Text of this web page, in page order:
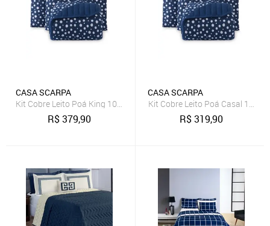
CASA SCARPA
Kit Cobre Leito Poá King 100% Algodão Colcha 3 Peças Estampa
R$379,90
CASA SCARPA
Kit Cobre Leito Poá Casal
R$319,90